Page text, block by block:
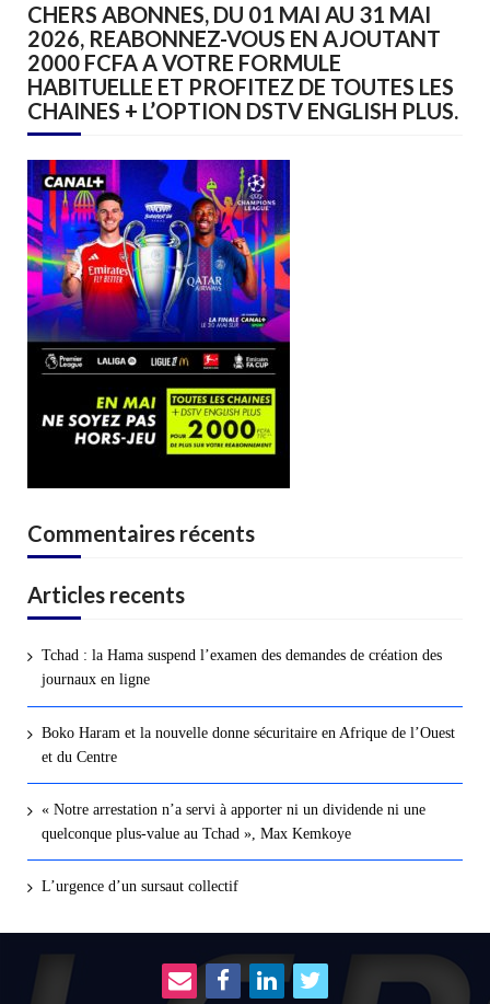
CHERS ABONNES, DU 01 MAI AU 31 MAI
2026, REABONNEZ-VOUS EN AJOUTANT
2000 FCFA A VOTRE FORMULE
HABITUELLE ET PROFITEZ DE TOUTES LES
CHAINES + L’OPTION DSTV ENGLISH PLUS.
Commentaires récents
Articles recents
Tchad : la Hama suspend l’examen des demandes de création des
journaux en ligne
Boko Haram et la nouvelle donne sécuritaire en Afrique de l’Ouest
et du Centre
« Notre arrestation n’a servi à apporter ni un dividende ni une
quelconque plus-value au Tchad », Max Kemkoye
L’urgence d’un sursaut collectif